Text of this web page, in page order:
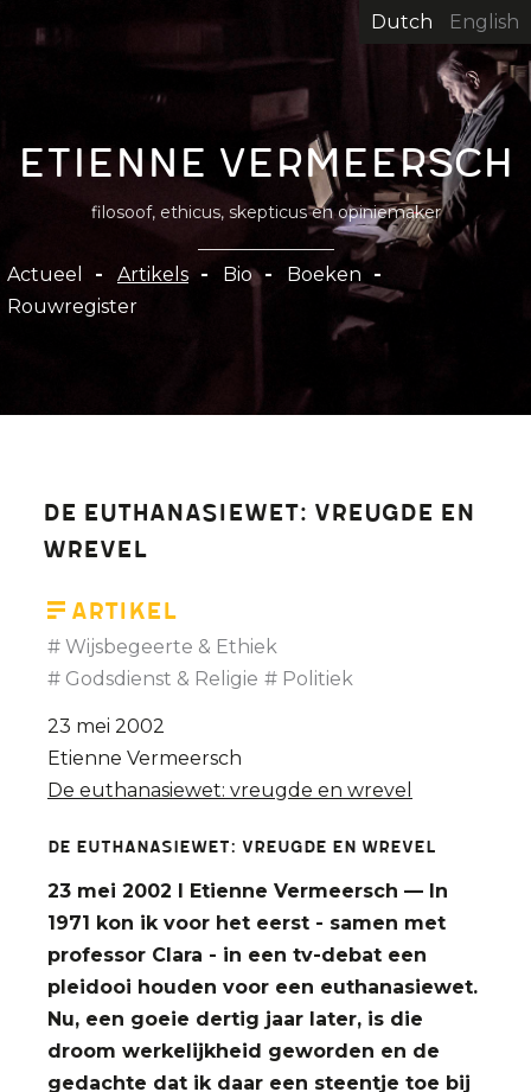
inhoud
gaan
Dutch English
Etienne Vermeersch
filosoof, ethicus, skepticus en opiniemaker
Hoofdnavigatie
Actueel Artikels Bio
Boeken
Rouwregister
De euthanasiewet: vreugde en
wrevel
Artikel
Wijsbegeerte & Ethiek
Godsdienst & Religie
Politiek
23 mei 2002
Etienne Vermeersch
De euthanasiewet: vreugde en wrevel
De euthanasiewet: vreugde en wrevel
23 mei 2002 I Etienne Vermeersch — In
1971 kon ik voor het eerst - samen met
professor Clara - in een tv-debat een
pleidooi houden voor een euthanasiewet.
Nu, een goeie dertig jaar later, is die
droom werkelijkheid geworden en de
gedachte dat ik daar een steentje toe bij